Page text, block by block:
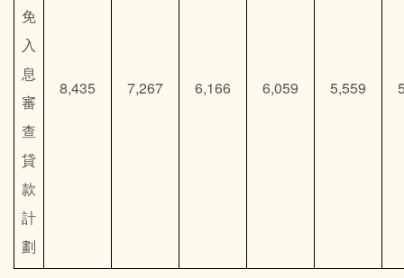
免
入
息
審
查
貸
款
計
劃
8,435 7,267 6,166 6,059 5,559